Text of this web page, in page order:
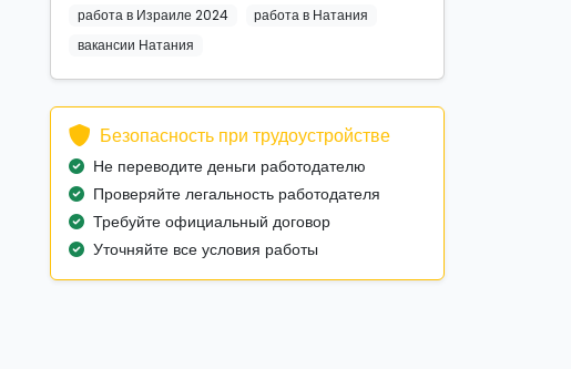
работа в Израиле 2024
работа в Натания
вакансии Натания
Безопасность при трудоустройстве
Не переводите деньги работодателю
Проверяйте легальность работодателя
Требуйте официальный договор
Уточняйте все условия работы